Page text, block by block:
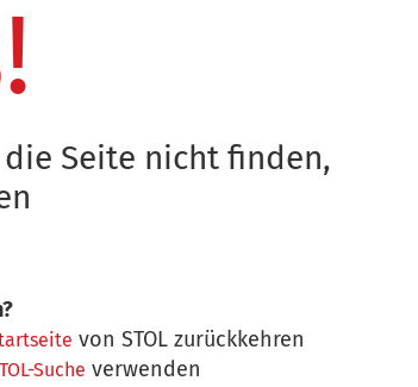
Seite nicht finden,
von STOL zurückkehren
Suche verwenden